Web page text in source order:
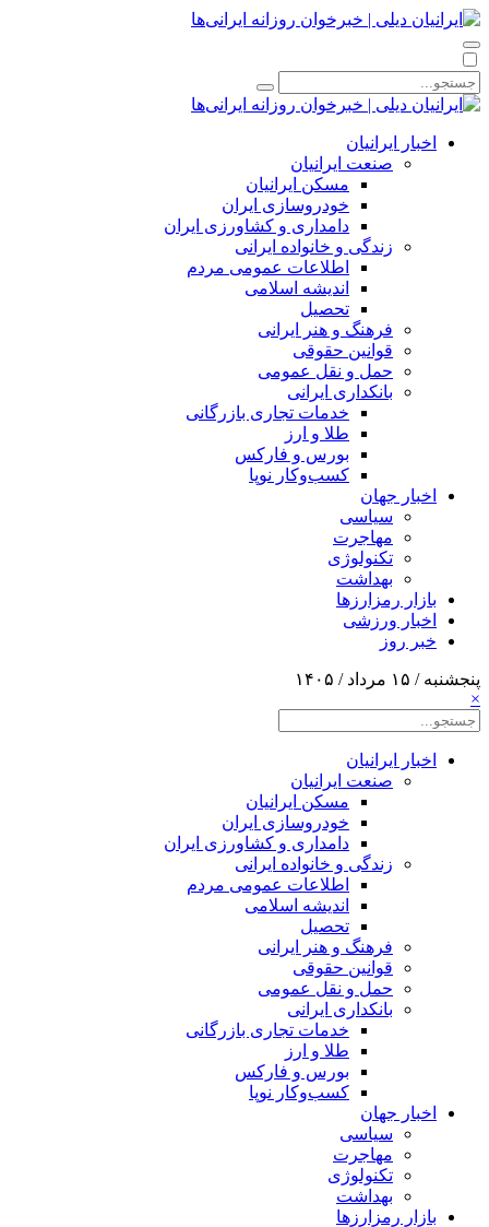
اخبار ایرانیان
صنعت ایرانیان
مسکن ایرانیان
خودروسازی ایران
دامداری و کشاورزی ایران
زندگی و خانواده ایرانی
اطلاعات عمومی مردم
اندیشه اسلامی
تحصیل
فرهنگ و هنر ایرانی
قوانین حقوقی
حمل و نقل عمومی
بانکداری ایرانی
خدمات تجاری بازرگانی
طلا و ارز
بورس و فارکس
کسب‌وکار نوپا
اخبار جهان
سیاسی
مهاجرت
تکنولوژی
بهداشت
بازار رمزارزها
اخبار ورزشی
خبر روز
پنجشنبه / ۱۵ مرداد / ۱۴۰۵
×
اخبار ایرانیان
صنعت ایرانیان
مسکن ایرانیان
خودروسازی ایران
دامداری و کشاورزی ایران
زندگی و خانواده ایرانی
اطلاعات عمومی مردم
اندیشه اسلامی
تحصیل
فرهنگ و هنر ایرانی
قوانین حقوقی
حمل و نقل عمومی
بانکداری ایرانی
خدمات تجاری بازرگانی
طلا و ارز
بورس و فارکس
کسب‌وکار نوپا
اخبار جهان
سیاسی
مهاجرت
تکنولوژی
بهداشت
بازار رمزارزها